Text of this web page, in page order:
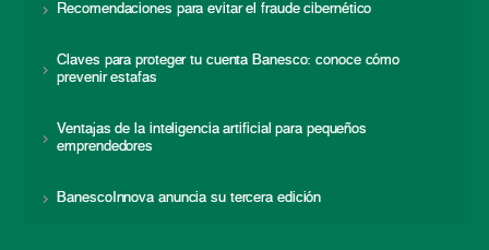
Recomendaciones para evitar el fraude cibernético
Claves para proteger tu cuenta Banesco: conoce cómo
prevenir estafas
Ventajas de la inteligencia artificial para pequeños
emprendedores
BanescoInnova anuncia su tercera edición